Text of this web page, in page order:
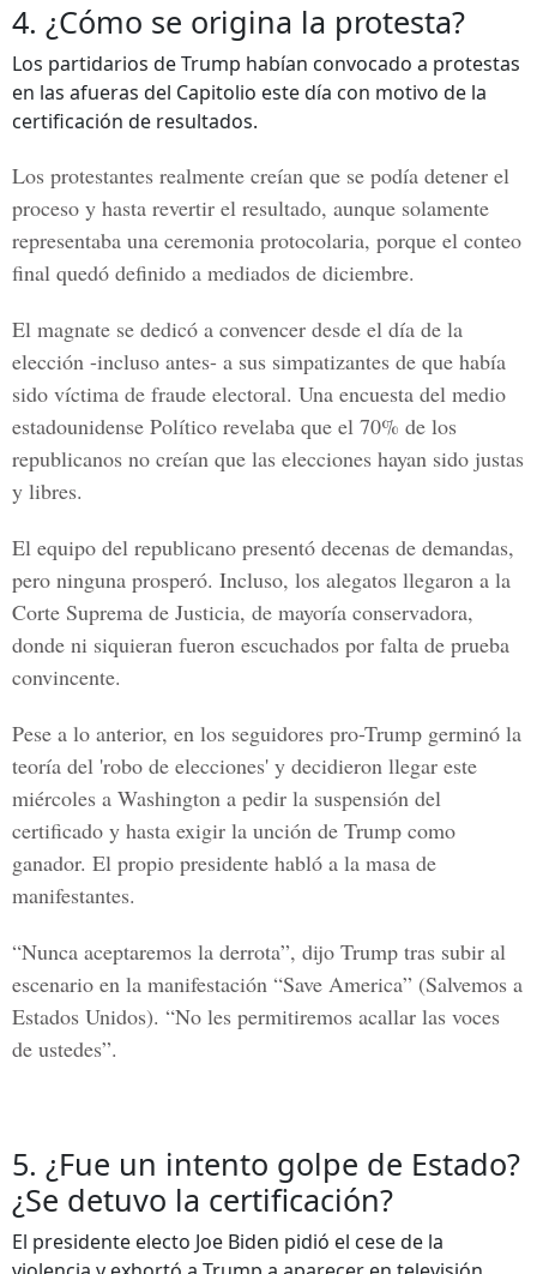
4. ¿Cómo se origina la protesta?
Los partidarios de Trump habían convocado a protestas
en las afueras del Capitolio este día con motivo de la
certificación de resultados.
Los protestantes realmente creían que se podía detener el
proceso y hasta revertir el resultado, aunque solamente
representaba una ceremonia protocolaria, porque el conteo
final quedó definido a mediados de diciembre.
El magnate se dedicó a convencer desde el día de la
elección -incluso antes- a sus simpatizantes de que había
sido víctima de fraude electoral. Una encuesta del medio
estadounidense Político revelaba que el 70% de los
republicanos no creían que las elecciones hayan sido justas
y libres.
El equipo del republicano presentó decenas de demandas,
pero ninguna prosperó. Incluso, los alegatos llegaron a la
Corte Suprema de Justicia, de mayoría conservadora,
donde ni siquieran fueron escuchados por falta de prueba
convincente.
Pese a lo anterior, en los seguidores pro-Trump germinó la
teoría del 'robo de elecciones' y decidieron llegar este
miércoles a Washington a pedir la suspensión del
certificado y hasta exigir la unción de Trump como
ganador. El propio presidente habló a la masa de
manifestantes.
“Nunca aceptaremos la derrota”, dijo Trump tras subir al
escenario en la manifestación “Save America” (Salvemos a
Estados Unidos). “No les permitiremos acallar las voces
de ustedes”.
5. ¿Fue un intento golpe de Estado?
¿Se detuvo la certificación?
El presidente electo Joe Biden pidió el cese de la